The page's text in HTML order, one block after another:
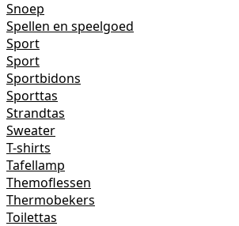
Snoep
Spellen en speelgoed
Sport
Sport
Sportbidons
Sporttas
Strandtas
Sweater
T-shirts
Tafellamp
Themoflessen
Thermobekers
Toilettas